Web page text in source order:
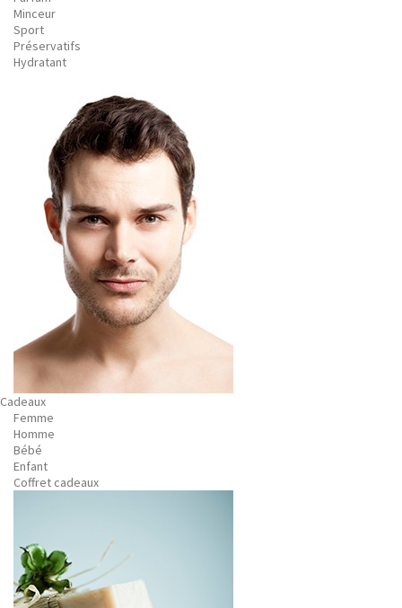
Minceur
Sport
Préservatifs
Hydratant
Cadeaux
Femme
Homme
Bébé
Enfant
Coffret cadeaux